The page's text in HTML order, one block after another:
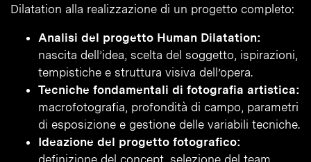
Dilatation alla realizzazione di un progetto completo:
Analisi del progetto Human Dilatation:
nascita dell’idea, scelta del soggetto, ispirazioni,
tempistiche e struttura visiva dell’opera.
Tecniche fondamentali di fotografia artistica:
macrofotografia, profondità di campo, parametri
di esposizione e gestione delle variabili tecniche.
Ideazione del progetto fotografico: